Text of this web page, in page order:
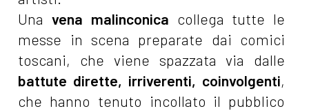
Una vena malinconica collega tutte le
messe in scena preparate dai comici
toscani, che viene spazzata via dalle
battute dirette, irriverenti, coinvolgenti,
che hanno tenuto incollato il pubblico